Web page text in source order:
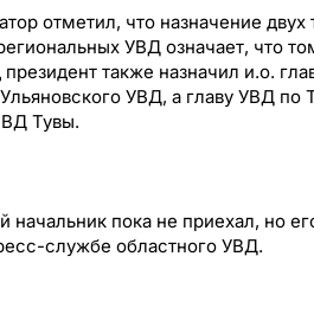
отметил, что назначение
УВД означает, что
также назначил и.о.
УВД, а главу УВД по
Тувы.
начальник пока не приехал, но
службе областного УВД.